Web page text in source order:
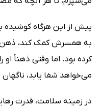
پیش از این هرگاه کوشیده
به همسرش کمک کند،
کرده بود. اما وقتی ذهناً
می‌خواهد شفا یابد، ناگهان
در زمینه سلامت، قدرت